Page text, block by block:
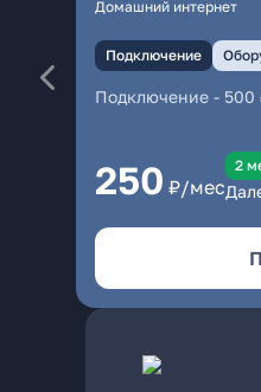
Домашний интернет
Подключение
Подключение - 500
250 ₽/мес
2